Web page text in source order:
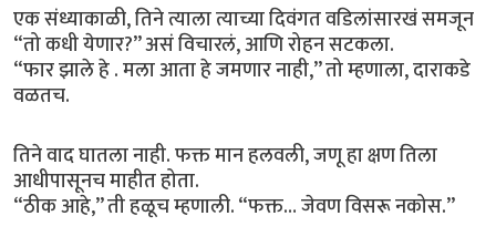
एक संध्याकाळी, तिने त्याला त्याच्या दिवंगत वडिलांसारखं समजून
“तो कधी येणार?” असं विचारलं, आणि रोहन सटकला.
“फार झाले हे . मला आता हे जमणार नाही,” तो म्हणाला, दाराकडे
वळतच.
तिने वाद घातला नाही. फक्त मान हलवली, जणू हा क्षण तिला
आधीपासूनच माहीत होता.
“ठीक आहे,” ती हळूच म्हणाली. “फक्त… जेवण विसरू नकोस.”